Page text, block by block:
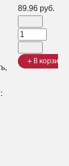
89.96 руб.